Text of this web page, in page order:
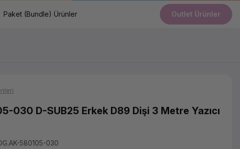
Paket (Bundle) Ürünler Outlet Ürünler
030 D-SUB25 Erkek D89 Dişi 3 Metre Yazıcı
580105-030